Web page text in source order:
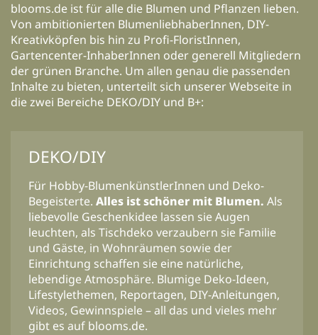
blooms.de ist für alle die Blumen und Pflanzen lieben.
Von ambitionierten BlumenliebhaberInnen, DIY-
Kreativköpfen bis hin zu Profi-FloristInnen,
Gartencenter-InhaberInnen oder generell Mitgliedern
der grünen Branche. Um allen genau die passenden
Inhalte zu bieten, unterteilt sich unserer Webseite in
die zwei Bereiche DEKO/DIY und B+:
DEKO/DIY
Für Hobby-BlumenkünstlerInnen und Deko-
Begeisterte. Alles ist schöner mit Blumen. Als
liebevolle Geschenkidee lassen sie Augen
leuchten, als Tischdeko verzaubern sie Familie
und Gäste, in Wohnräumen sowie der
Einrichtung schaffen sie eine natürliche,
lebendige Atmosphäre. Blumige Deko-Ideen,
Lifestylethemen, Reportagen, DIY-Anleitungen,
Videos, Gewinnspiele – all das und vieles mehr
gibt es auf blooms.de.